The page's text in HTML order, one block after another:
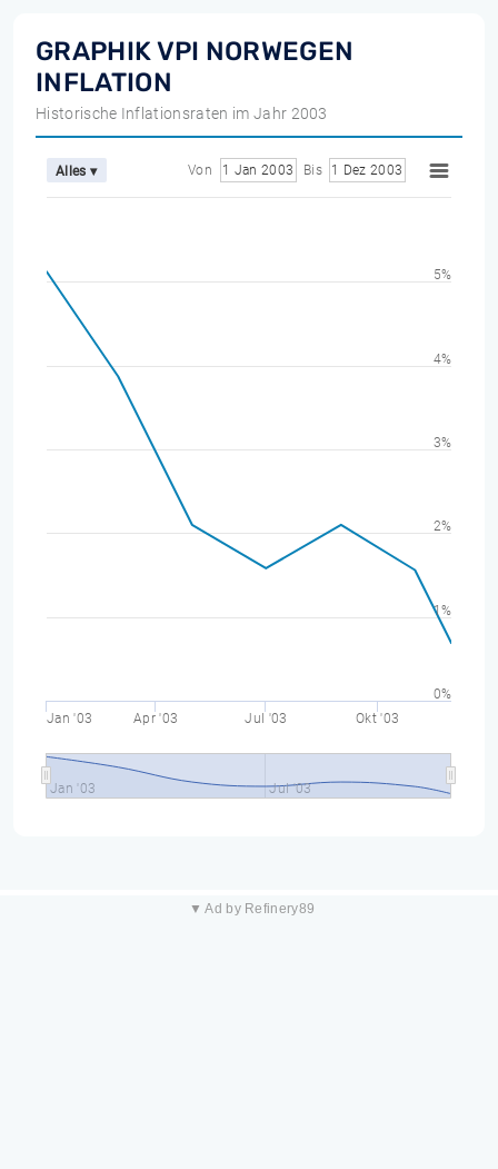
GRAPHIK VPI NORWEGEN
INFLATION
Historische Inflationsraten im Jahr 2003
Alles ▾ Von 1 Jan 2003 Bis 1 Dez 2003
Jan '03 Apr '03 Jul '03 Okt '03
Jan '03 Jul '03
0%
1%
2%
3%
4%
5%
▼ Ad by Refinery89